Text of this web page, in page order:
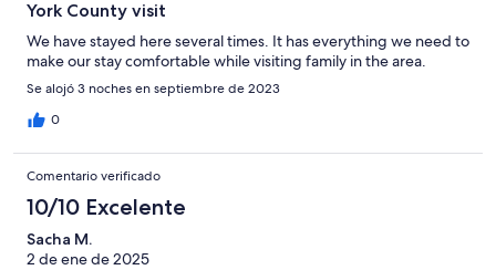
York County visit
We have stayed here several times. It has everything we need to
make our stay comfortable while visiting family in the area.
Se alojó 3 noches en septiembre de 2023
0
Comentario verificado
10/10 Excelente
Sacha M.
2 de ene de 2025